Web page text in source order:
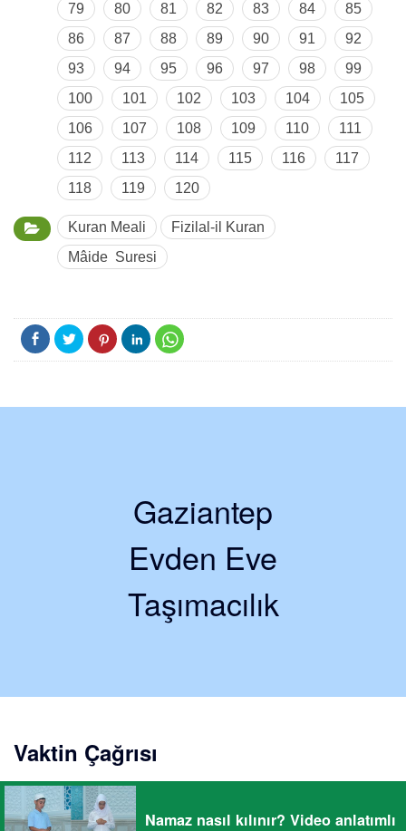
79
80 81 82 83 84
85
86
87 88 89 90 91
92
93
94 95 96 97 98
99
100
101 102 103 104
105
106
107 108 109 110
111
112
113 114 115 116
117
118
119 120
Kuran Meali
Fizilal-il Kuran
Mâide Suresi
Gaziantep
Evden Eve
Taşımacılık
Vaktin Çağrısı
Namaz nasıl kılınır? Video anlatımlı